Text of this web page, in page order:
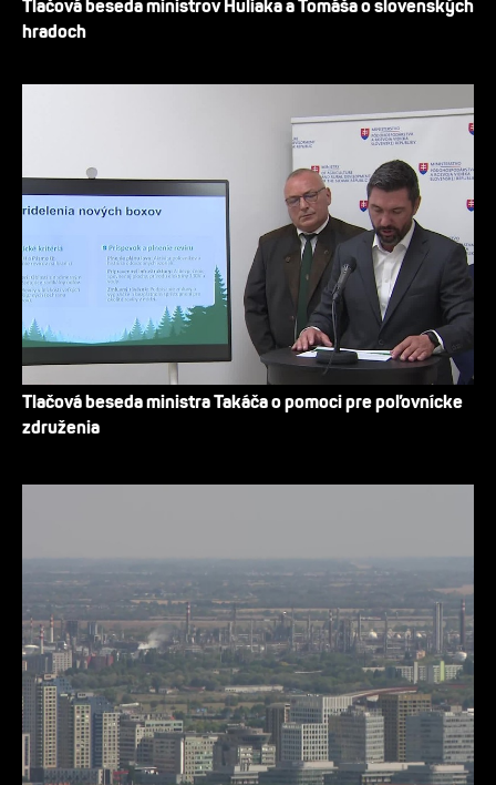
Tlačová beseda ministrov Huliaka a Tomáša o slovenských
hradoch
Tlačová beseda ministra Takáča o pomoci pre poľovnícke
združenia